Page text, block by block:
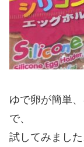
ゆで卵が簡単
で、
試してみました